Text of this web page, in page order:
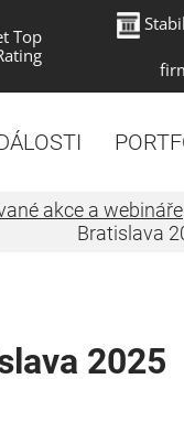
Top
akce a webináře
Bratislava
2025